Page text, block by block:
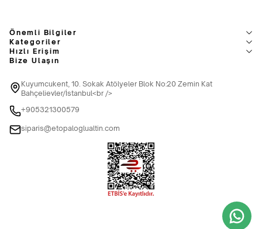
Önemli Bilgiler
Kategoriler
Hızlı Erişim
Bize Ulaşın
Kuyumcukent, 10. Sokak Atölyeler Blok No:20 Zemin Kat
Bahçelievler/İstanbul<br />
+905321300579
siparis@etopaloglualtin.com